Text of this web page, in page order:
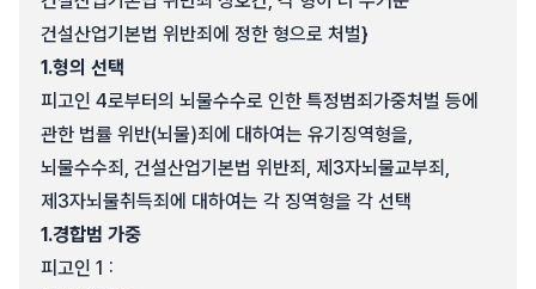
건설산업기본법 위반죄에 정한 형으로 처벌}
1.형의 선택
피고인 4로부터의 뇌물수수로 인한 특정범죄가중처벌 등에
관한 법률 위반(뇌물)죄에 대하여는 유기징역형을,
뇌물수수죄, 건설산업기본법 위반죄, 제3자뇌물교부죄,
제3자뇌물취득죄에 대하여는 각 징역형을 각 선택
1.경합범 가중
피고인 1 :